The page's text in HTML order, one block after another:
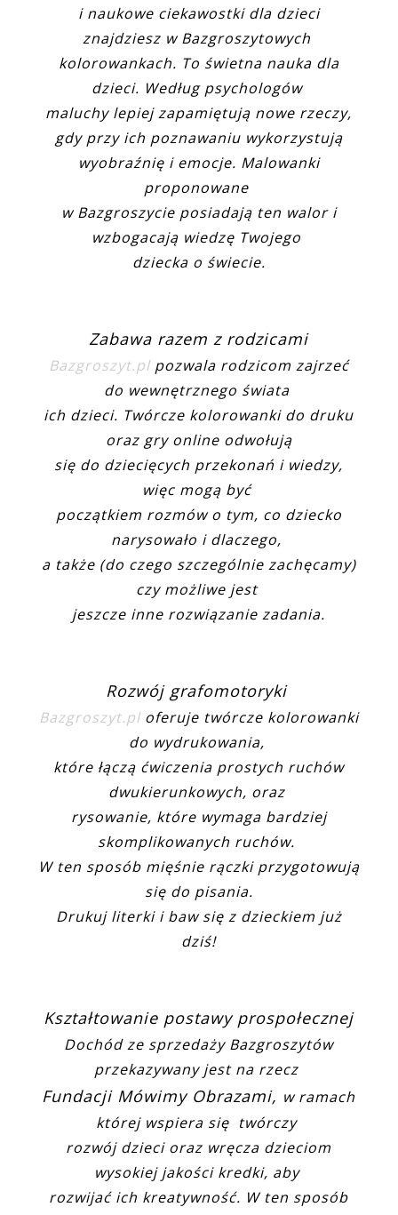
i naukowe ciekawostki dla dzieci
znajdziesz w Bazgroszytowych
kolorowankach. To świetna nauka dla
dzieci. Według psychologów
maluchy lepiej zapamiętują nowe rzeczy,
gdy przy ich poznawaniu wykorzystują
wyobraźnię i emocje. Malowanki
proponowane
w Bazgroszycie posiadają ten walor i
wzbogacają wiedzę Twojego
dziecka o świecie.
Zabawa razem z rodzicami
Bazgroszyt.plpozwala rodzicom zajrzeć
do wewnętrznego świata
ich dzieci. Twórcze kolorowanki do druku
oraz gry online odwołują
się do dziecięcych przekonań i wiedzy,
więc mogą być
początkiem rozmów o tym, co dziecko
narysowało i dlaczego,
a także (do czego szczególnie zachęcamy)
czy możliwe jest
jeszcze inne rozwiązanie zadania.
Rozwój grafomotoryki
Bazgroszyt.ploferuje twórcze kolorowanki
do wydrukowania,
które łączą ćwiczenia prostych ruchów
dwukierunkowych, oraz
rysowanie, które wymaga bardziej
skomplikowanych ruchów.
W ten sposób mięśnie rączki przygotowują
się do pisania.
Drukuj literki i baw się z dzieckiem już
dziś!
Kształtowanie postawy prospołecznej
Dochód ze sprzedaży Bazgroszytów
przekazywany jest na rzecz
Fundacji Mówimy Obrazami, w ramach
której wspiera się twórczy
rozwój dzieci oraz wręcza dzieciom
wysokiej jakości kredki, aby
rozwijać ich kreatywność. W ten sposób